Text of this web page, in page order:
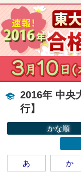
2016年 中央
行】
かな順
あ か